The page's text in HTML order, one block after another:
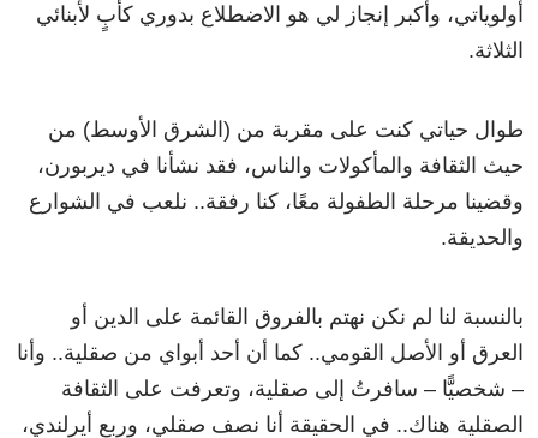
أولوياتي، وأكبر إنجاز لي هو الاضطلاع بدوري كأبٍ لأبنائي
الثلاثة.
طوال حياتي كنت على مقربة من (الشرق الأوسط) من
حيث الثقافة والمأكولات والناس، فقد نشأنا في ديربورن،
وقضينا مرحلة الطفولة معًا، كنا رفقة.. نلعب في الشوارع
والحديقة.
بالنسبة لنا لم نكن نهتم بالفروق القائمة على الدين أو
العرق أو الأصل القومي.. كما أن أحد أبواي من صقلية.. وأنا
– شخصيًّا – سافرتُ إلى صقلية، وتعرفت على الثقافة
الصقلية هناك.. في الحقيقة أنا نصف صقلي، وربع أيرلندي،